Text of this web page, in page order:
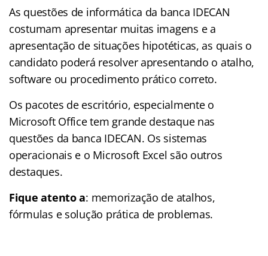
As questões de informática da banca IDECAN
costumam apresentar muitas imagens e a
apresentação de situações hipotéticas, as quais o
candidato poderá resolver apresentando o atalho,
software ou procedimento prático correto.
Os pacotes de escritório, especialmente o
Microsoft Office tem grande destaque nas
questões da banca IDECAN. Os sistemas
operacionais e o Microsoft Excel são outros
destaques.
Fique atento a: memorização de atalhos,
fórmulas e solução prática de problemas.